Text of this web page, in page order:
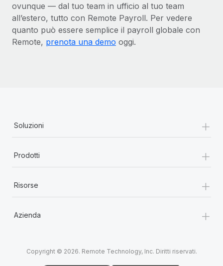
ovunque — dal tuo team in ufficio al tuo team
all’estero, tutto con Remote Payroll. Per vedere
quanto può essere semplice il payroll globale con
Remote, prenota una demo oggi.
Soluzioni +
Prodotti +
Risorse +
Azienda +
Copyright © 2026. Remote Technology, Inc. Diritti riservati.